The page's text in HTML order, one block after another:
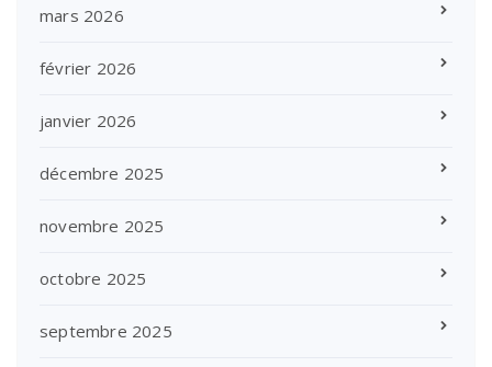
mars 2026
février 2026
janvier 2026
décembre 2025
novembre 2025
octobre 2025
septembre 2025